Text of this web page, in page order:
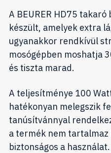
A BEURER HD75
készült, amelyek extra
ugyanakkor rendkívül
mosógépben moshatja
és tiszta marad.
A teljesítménye 100
hatékonyan melegszik
tanúsítvánnyal
a termék nem tartalmaz
biztonságos a használat.